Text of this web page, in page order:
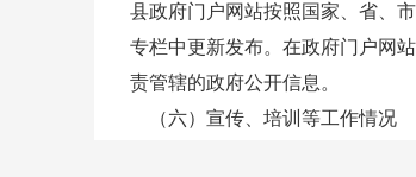
县政府门户网站按照国家、省、
专栏中更新发布。在政府门户网
责管辖的政府公开信息。
（六）宣传、培训等工作情况